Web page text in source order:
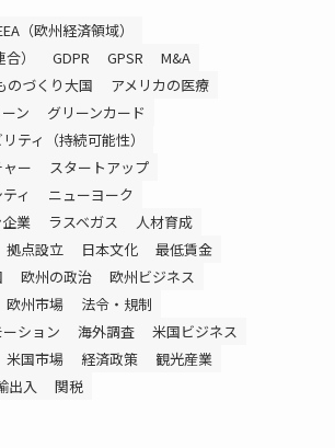
（欧州経済領域）
）
GDPR GPSR
M&A
のづくり大国
アメリカの医療
ン
グリーンカード
ティ（持続可能性）
ー
スタートアップ
ィ
ニューヨーク
業
ラスベガス
人材育成
拠点設立 日本文化
最低賃金
欧州の政治
欧州ビジネス
欧州市場
法令・規制
ション
海外調査
米国ビジネス
米国市場 経済政策
観光産業
出入 関税